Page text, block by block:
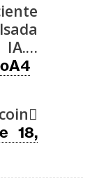
18,